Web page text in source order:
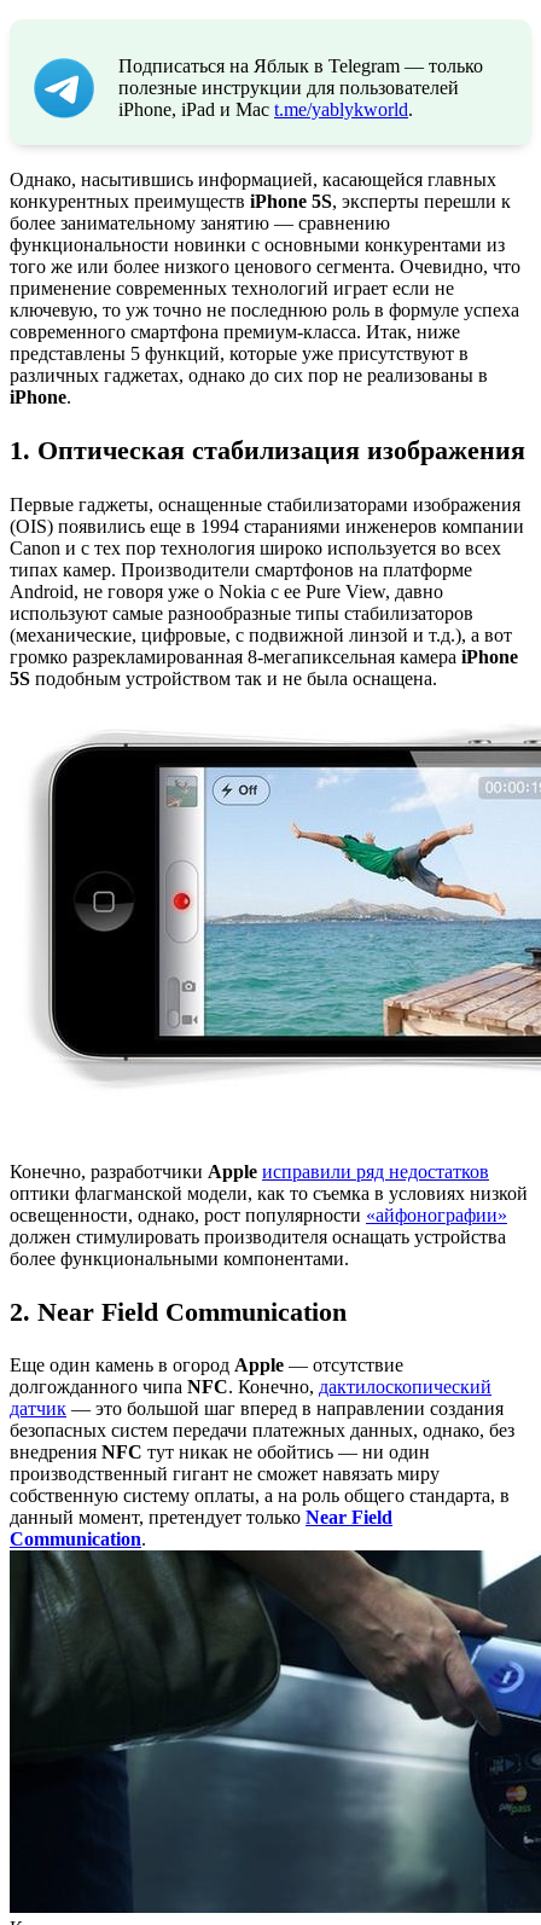
Подписаться на Яблык в Telegram — только
полезные инструкции для пользователей
iPhone, iPad и Mac t.me/yablykworld.
Однако, насытившись информацией, касающейся главных
конкурентных преимуществ iPhone 5S, эксперты перешли к
более занимательному занятию — сравнению
функциональности новинки с основными конкурентами из
того же или более низкого ценового сегмента. Очевидно, что
применение современных технологий играет если не
ключевую, то уж точно не последнюю роль в формуле успеха
современного смартфона премиум-класса. Итак, ниже
представлены 5 функций, которые уже присутствуют в
различных гаджетах, однако до сих пор не реализованы в
iPhone.
1. Оптическая стабилизация изображения
Первые гаджеты, оснащенные стабилизаторами изображения
(OIS) появились еще в 1994 стараниями инженеров компании
Canon и с тех пор технология широко используется во всех
типах камер. Производители смартфонов на платформе
Android, не говоря уже о Nokia с ее Pure View, давно
используют самые разнообразные типы стабилизаторов
(механические, цифровые, с подвижной линзой и т.д.), а вот
громко разрекламированная 8-мегапиксельная камера iPhone
5S подобным устройством так и не была оснащена.
Конечно, разработчики Apple исправили ряд недостатков
оптики флагманской модели, как то съемка в условиях низкой
освещенности, однако, рост популярности «айфонографии»
должен стимулировать производителя оснащать устройства
более функциональными компонентами.
2. Near Field Communication
Еще один камень в огород Apple — отсутствие
долгожданного чипа NFC. Конечно, дактилоскопический
датчик — это большой шаг вперед в направлении создания
безопасных систем передачи платежных данных, однако, без
внедрения NFC тут никак не обойтись — ни один
производственный гигант не сможет навязать миру
собственную систему оплаты, а на роль общего стандарта, в
данный момент, претендует только Near Field
Communication.